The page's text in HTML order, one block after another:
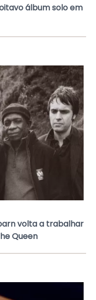
álbum solo em
volta a trabalhar
Queen